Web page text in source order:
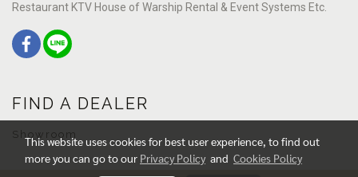
Restaurant KTV House of Warship Rental & Event Systems Etc.
FIND A DEALER
Showroom
This website uses cookies for best user experience, to find out
more you can go to our Privacy Policy and Cookies Policy